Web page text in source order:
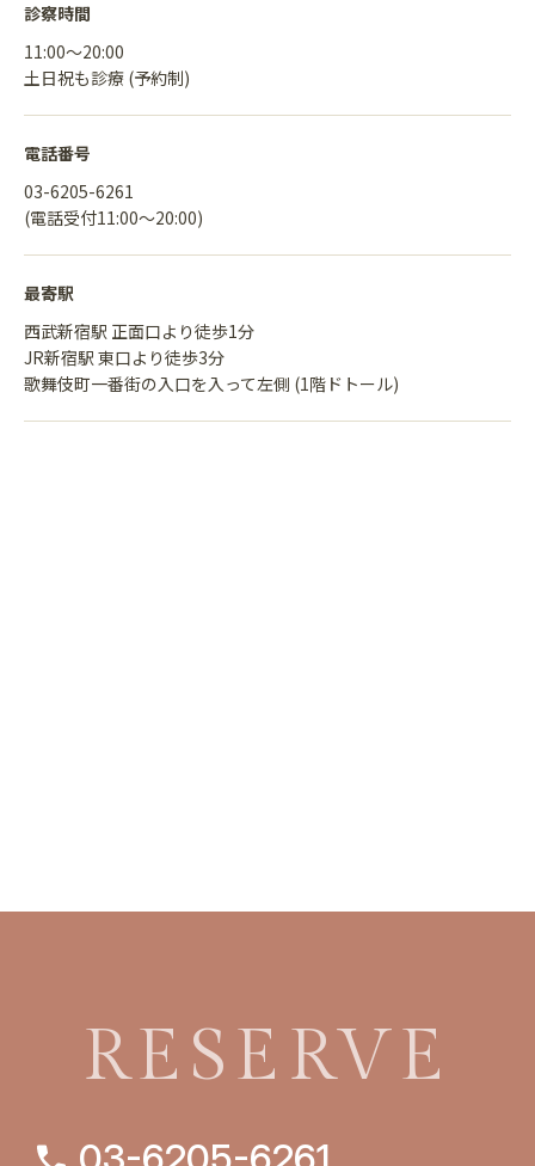
診察時間
11:00〜20:00
土日祝も診療 (予約制)
電話番号
03-6205-6261
(電話受付11:00〜20:00)
最寄駅
西武新宿駅 正面口より徒歩1分
JR新宿駅 東口より徒歩3分
歌舞伎町一番街の入口を入って左側 (1階ドトール)
RESERVE